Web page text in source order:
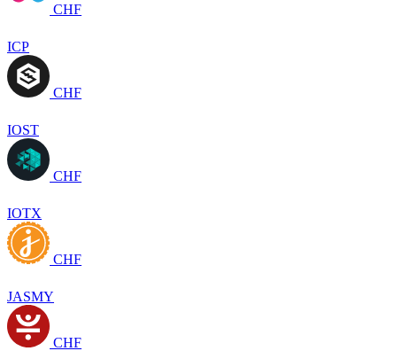
CHF
ICP
CHF
IOST
CHF
IOTX
CHF
JASMY
CHF